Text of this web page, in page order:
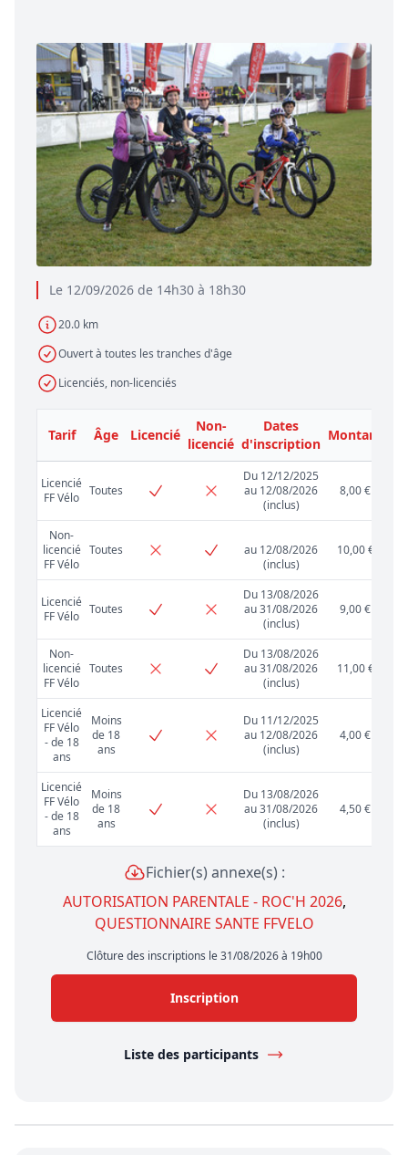
Le 12/09/2026 de 14h30 à 18h30
20.0 km
Ouvert à toutes les tranches d'âge
Licenciés, non-licenciés
Tarif Âge Licencié
Non-
licencié
Dates
d'inscription
Montant
Licencié
FF Vélo
Toutes
Du 12/12/2025
au 12/08/2026
(inclus)
8,00 €
Non-
licencié
FF Vélo
Toutes
au 12/08/2026
(inclus)
10,00 €
Licencié
FF Vélo
Toutes
Du 13/08/2026
au 31/08/2026
(inclus)
9,00 €
Non-
licencié
FF Vélo
Toutes
Du 13/08/2026
au 31/08/2026
(inclus)
11,00 €
Licencié
FF Vélo
- de 18
ans
Moins
de 18
ans
Du 11/12/2025
au 12/08/2026
(inclus)
4,00 €
Licencié
FF Vélo
- de 18
ans
Moins
de 18
ans
Du 13/08/2026
au 31/08/2026
(inclus)
4,50 €
Fichier(s) annexe(s) :
AUTORISATION PARENTALE - ROC'H 2026,
QUESTIONNAIRE SANTE FFVELO
Clôture des inscriptions le 31/08/2026 à 19h00
Inscription
Liste des participants